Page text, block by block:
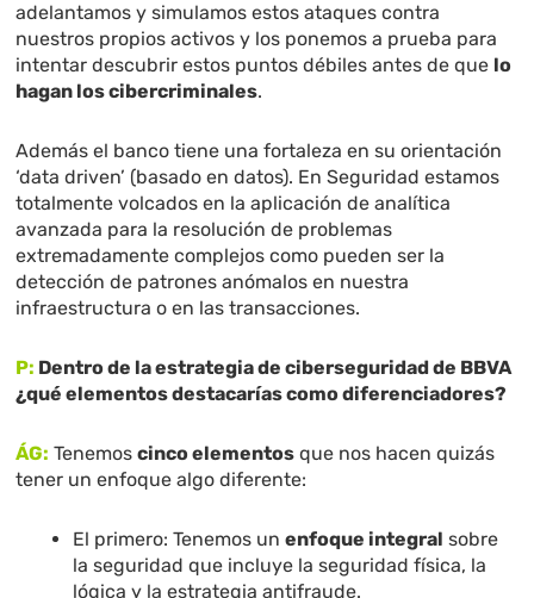
adelantamos y simulamos estos ataques contra
nuestros propios activos y los ponemos a prueba para
intentar descubrir estos puntos débiles antes de que lo
hagan los cibercriminales.
Además el banco tiene una fortaleza en su orientación
‘data driven’ (basado en datos). En Seguridad estamos
totalmente volcados en la aplicación de analítica
avanzada para la resolución de problemas
extremadamente complejos como pueden ser la
detección de patrones anómalos en nuestra
infraestructura o en las transacciones.
P: Dentro de la estrategia de ciberseguridad de BBVA
¿qué elementos destacarías como diferenciadores?
ÁG: Tenemoscinco elementos que nos hacen quizás
tener un enfoque algo diferente:
El primero: Tenemos unenfoque integral sobre
la seguridad que incluye la seguridad física, la
lógica y la estrategia antifraude.